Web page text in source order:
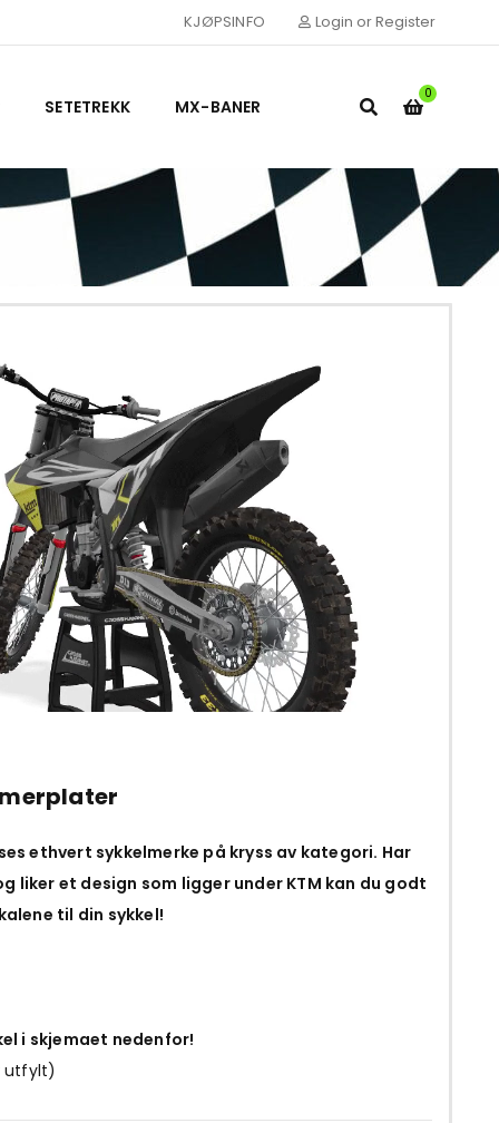
KJØPSINFO Login or Register
SETETREKK MX-BANER
0
ethvert sykkelmerke på kryss av kategori. Har
liker et design som ligger under KTM kan du godt
til din sykkel!
i skjemaet nedenfor!
utfylt)